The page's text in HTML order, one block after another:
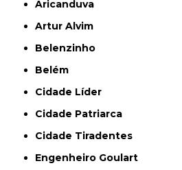
Aricanduva
Artur Alvim
Belenzinho
Belém
Cidade Líder
Cidade Patriarca
Cidade Tiradentes
Engenheiro Goulart